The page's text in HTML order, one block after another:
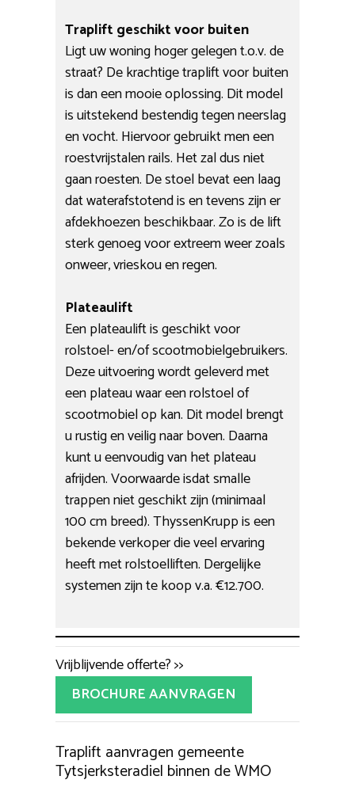
Traplift geschikt voor buiten
Ligt uw woning hoger gelegen t.o.v. de
straat? De krachtige traplift voor buiten
is dan een mooie oplossing. Dit model
is uitstekend bestendig tegen neerslag
en vocht. Hiervoor gebruikt men een
roestvrijstalen rails. Het zal dus niet
gaan roesten. De stoel bevat een laag
dat waterafstotend is en tevens zijn er
afdekhoezen beschikbaar. Zo is de lift
sterk genoeg voor extreem weer zoals
onweer, vrieskou en regen.
Plateaulift
Een plateaulift is geschikt voor
rolstoel- en/of scootmobielgebruikers.
Deze uitvoering wordt geleverd met
een plateau waar een rolstoel of
scootmobiel op kan. Dit model brengt
u rustig en veilig naar boven. Daarna
kunt u eenvoudig van het plateau
afrijden. Voorwaarde isdat smalle
trappen niet geschikt zijn (minimaal
100 cm breed). ThyssenKrupp is een
bekende verkoper die veel ervaring
heeft met rolstoelliften. Dergelijke
systemen zijn te koop v.a. €12.700.
Vrijblijvende offerte? >>
BROCHURE AANVRAGEN
Traplift aanvragen gemeente
Tytsjerksteradiel binnen de WMO